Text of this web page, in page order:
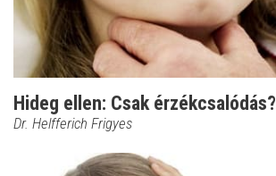
Hideg ellen: Csak érzékcsalódás?
Dr. Helfferich Frigyes